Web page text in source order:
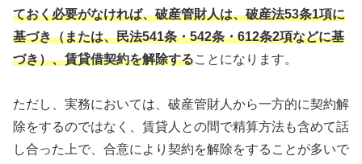
ておく必要がなければ、破産管財人は、破産法53条1項に
基づき（または、民法541条・542条・612条2項などに基
づき）、賃貸借契約を解除することになります。
ただし、実務においては、破産管財人から一方的に契約解
除をするのではなく、賃貸人との間で精算方法も含めて話
し合った上で、合意により契約を解除をすることが多いで